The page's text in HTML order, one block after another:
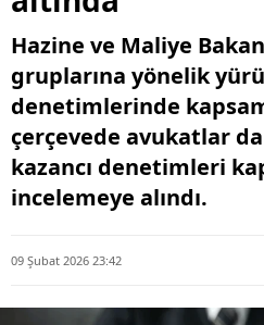
Hazine ve Maliye
gruplarına yönelik
denetimlerinde
çerçevede avukatlar
kazancı denetimleri
incelemeye alındı.
09 Şubat 2026 23:42